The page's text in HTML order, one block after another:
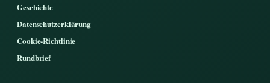
Geschichte
Datenschutzerklärung
Cookie-Richtlinie
Rundbrief